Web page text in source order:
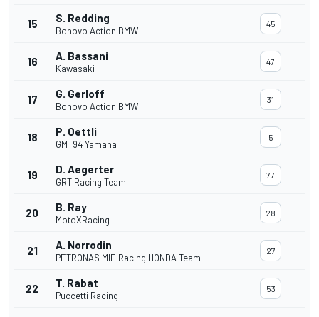
15 S. Redding
Bonovo Action BMW
45
16 A. Bassani
Kawasaki
47
17 G. Gerloff
Bonovo Action BMW
31
18 P. Oettli
GMT94 Yamaha
5
19 D. Aegerter
GRT Racing Team
77
20 B. Ray
MotoXRacing
28
21 A. Norrodin
PETRONAS MIE Racing HONDA Team
27
22 T. Rabat
Puccetti Racing
53